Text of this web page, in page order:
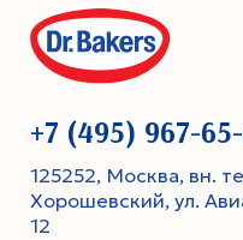
+7 (495) 967-
125252, Москва, вн.
Хорошевский, ул.
12